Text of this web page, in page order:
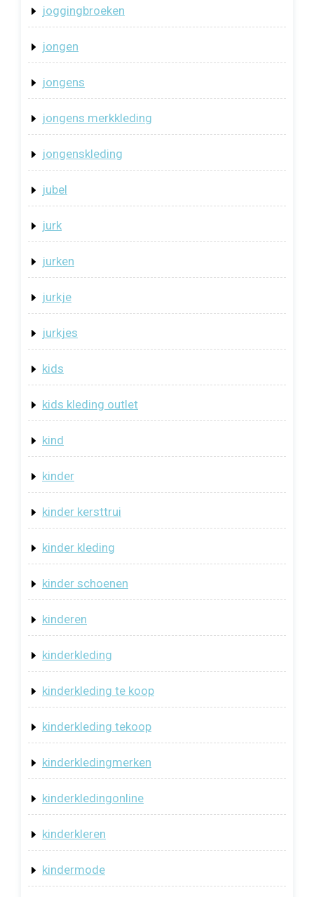
joggingbroeken
jongen
jongens
jongens merkkleding
jongenskleding
jubel
jurk
jurken
jurkje
jurkjes
kids
kids kleding outlet
kind
kinder
kinder kersttrui
kinder kleding
kinder schoenen
kinderen
kinderkleding
kinderkleding te koop
kinderkleding tekoop
kinderkledingmerken
kinderkledingonline
kinderkleren
kindermode